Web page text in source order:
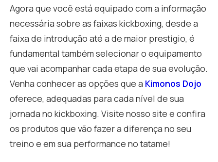
Agora que você está equipado com a informação
necessária sobre as faixas kickboxing, desde a
faixa de introdução até a de maior prestígio, é
fundamental também selecionar o equipamento
que vai acompanhar cada etapa de sua evolução.
Venha conhecer as opções que a Kimonos Dojo
oferece, adequadas para cada nível de sua
jornada no kickboxing. Visite nosso site e confira
os produtos que vão fazer a diferença no seu
treino e em sua performance no tatame!